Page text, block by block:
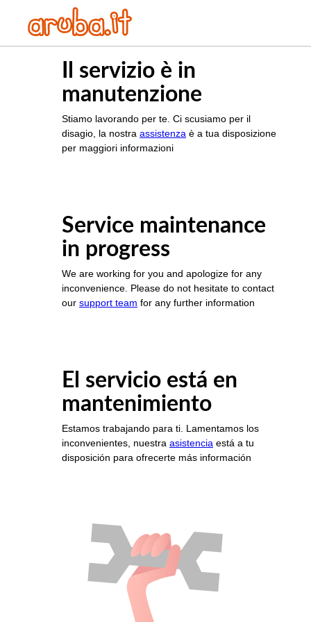
Il servizio è in
manutenzione
Stiamo lavorando per te. Ci scusiamo per il
disagio, la nostra assistenza è a tua disposizione
per maggiori informazioni
Service maintenance
in progress
We are working for you and apologize for any
inconvenience. Please do not hesitate to contact
our support team for any further information
El servicio está en
mantenimiento
Estamos trabajando para ti. Lamentamos los
inconvenientes, nuestra asistencia está a tu
disposición para ofrecerte más información